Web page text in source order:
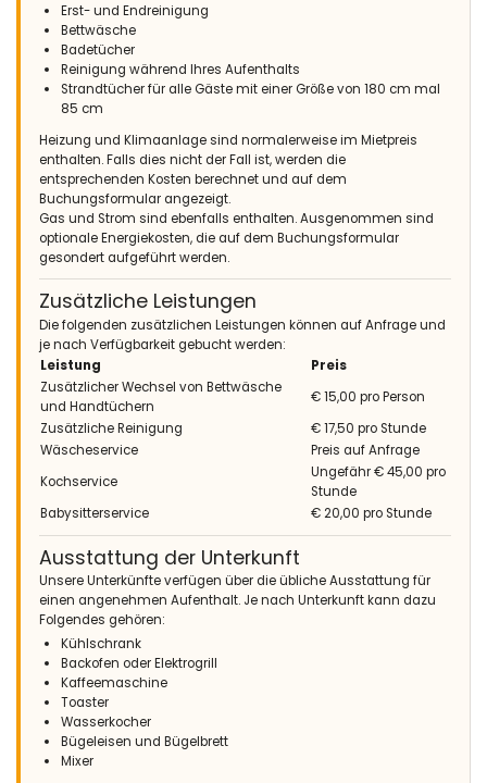
Erst- und Endreinigung
Bettwäsche
Badetücher
Reinigung während Ihres Aufenthalts
Strandtücher für alle Gäste mit einer Größe von 180 cm mal
85 cm
Heizung und Klimaanlage sind normalerweise im Mietpreis
enthalten. Falls dies nicht der Fall ist, werden die
entsprechenden Kosten berechnet und auf dem
Buchungsformular angezeigt.
Gas und Strom sind ebenfalls enthalten. Ausgenommen sind
optionale Energiekosten, die auf dem Buchungsformular
gesondert aufgeführt werden.
Zusätzliche Leistungen
Die folgenden zusätzlichen Leistungen können auf Anfrage und
je nach Verfügbarkeit gebucht werden:
Leistung
Preis
Zusätzlicher Wechsel von Bettwäsche
und Handtüchern
€ 15,00 pro Person
Zusätzliche Reinigung
€ 17,50 pro Stunde
Wäscheservice
Preis auf Anfrage
Kochservice
Ungefähr € 45,00 pro
Stunde
Babysitterservice
€ 20,00 pro Stunde
Ausstattung der Unterkunft
Unsere Unterkünfte verfügen über die übliche Ausstattung für
einen angenehmen Aufenthalt. Je nach Unterkunft kann dazu
Folgendes gehören:
Kühlschrank
Backofen oder Elektrogrill
Kaffeemaschine
Toaster
Wasserkocher
Bügeleisen und Bügelbrett
Mixer